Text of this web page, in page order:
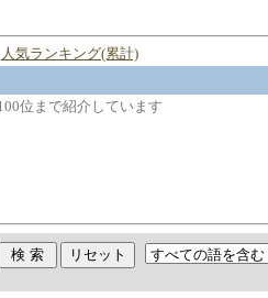
人気ランキング(累計)
位まで紹介しています